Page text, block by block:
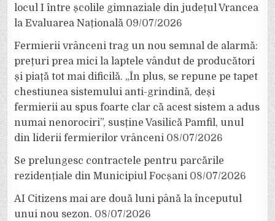
locul I între școlile gimnaziale din județul Vrancea
la Evaluarea Națională 09/07/2026
Fermierii vrânceni trag un nou semnal de alarmă:
prețuri prea mici la laptele vândut de producători
și piață tot mai dificilă. „În plus, se repune pe tapet
chestiunea sistemului anti-grindină, deși
fermierii au spus foarte clar că acest sistem a adus
numai nenorociri”, susține Vasilică Pamfil, unul
din liderii fermierilor vrânceni 08/07/2026
Se prelungesc contractele pentru parcările
rezidențiale din Municipiul Focșani 08/07/2026
AI Citizens mai are două luni până la începutul
unui nou sezon. 08/07/2026